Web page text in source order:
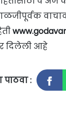
दिलेली आहे
पाठवा :